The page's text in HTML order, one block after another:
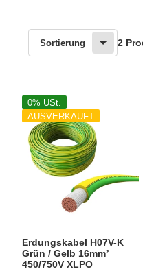
Sortierung 2
0% USt.
AUSVERKAUFT
Erdungskabel H07V-K
Grün / Gelb 16mm²
450/750V XLPO